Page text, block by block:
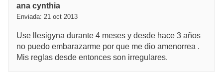
ana cynthia
Enviada: 21 oct 2013
Use llesigyna durante 4 meses y desde hace 3 años
no puedo embarazarme por que me dio amenorrea .
Mis reglas desde entonces son irregulares.